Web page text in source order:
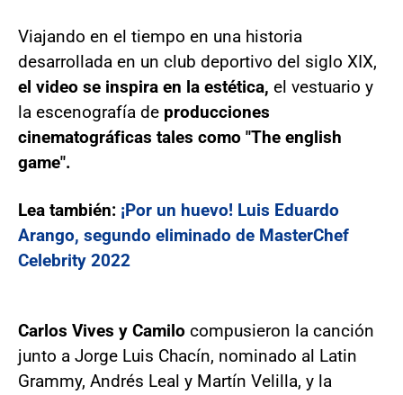
Viajando en el tiempo en una historia
desarrollada en un club deportivo del siglo XIX,
el video se inspira en la estética, el vestuario y
la escenografía de producciones
cinematográficas tales como "The english
game".
Lea también: ¡Por un huevo! Luis Eduardo
Arango, segundo eliminado de MasterChef
Celebrity 2022
Carlos Vives y Camilo compusieron la canción
junto a Jorge Luis Chacín, nominado al Latin
Grammy, Andrés Leal y Martín Velilla, y la